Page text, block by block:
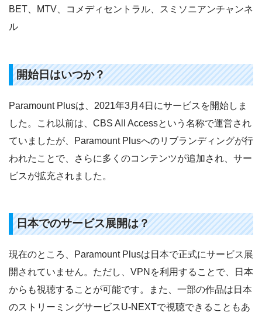
BET、MTV、コメディセントラル、スミソニアンチャンネ
ル
開始日はいつか？
Paramount Plusは、2021年3月4日にサービスを開始しま
した。これ以前は、CBS All Accessという名称で運営され
ていましたが、Paramount Plusへのリブランディングが行
われたことで、さらに多くのコンテンツが追加され、サー
ビスが拡充されました。
日本でのサービス展開は？
現在のところ、Paramount Plusは日本で正式にサービス展
開されていません。ただし、VPNを利用することで、日本
からも視聴することが可能です。また、一部の作品は日本
のストリーミングサービスU-NEXTで視聴できることもあ